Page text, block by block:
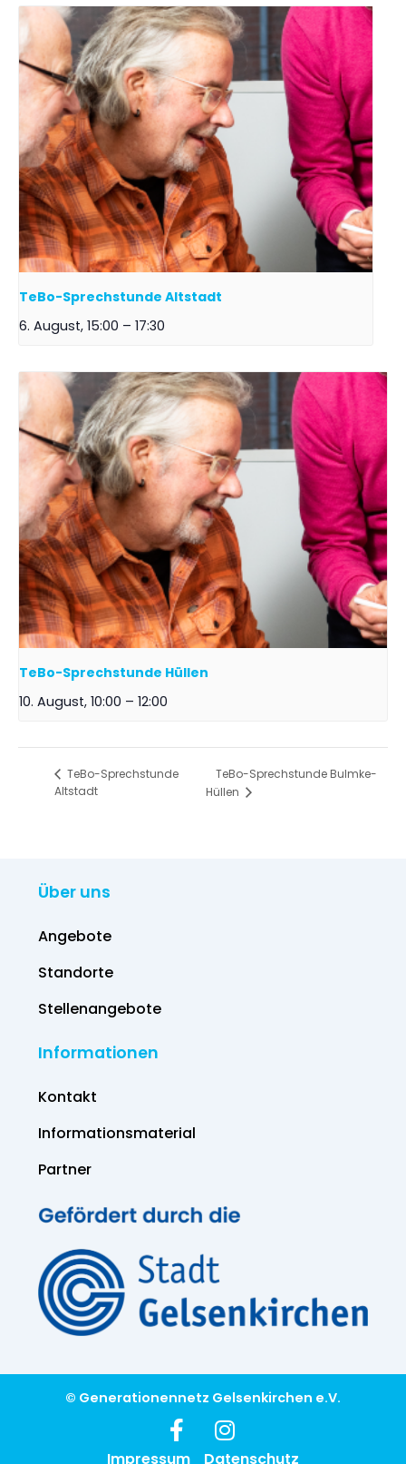
TeBo-Sprechstunde Altstadt
6. August, 15:00 – 17:30
TeBo-Sprechstunde Hüllen
10. August, 10:00 – 12:00
TeBo-Sprechstunde
Altstadt
TeBo-Sprechstunde Bulmke-
Hüllen
Über uns
Angebote
Standorte
Stellenangebote
Informationen
Kontakt
Informations­material
Partner
© Generationennetz Gelsenkirchen e.V.
Impressum Datenschutz